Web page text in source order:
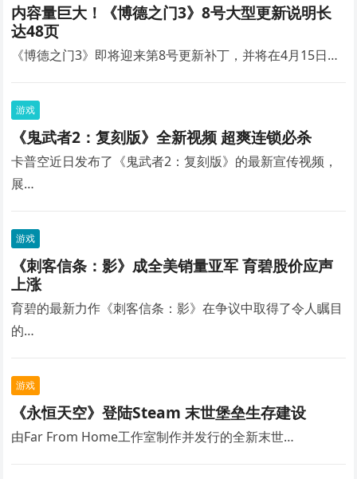
内容量巨大！《博德之门3》8号大型更新说明长
达48页
《博德之门3》即将迎来第8号更新补丁，并将在4月15日…
游戏
《鬼武者2：复刻版》全新视频 超爽连锁必杀
卡普空近日发布了《鬼武者2：复刻版》的最新宣传视频，
展…
游戏
《刺客信条：影》成全美销量亚军 育碧股价应声
上涨
育碧的最新力作《刺客信条：影》在争议中取得了令人瞩目
的…
游戏
《永恒天空》登陆Steam 末世堡垒生存建设
由Far From Home工作室制作并发行的全新末世…